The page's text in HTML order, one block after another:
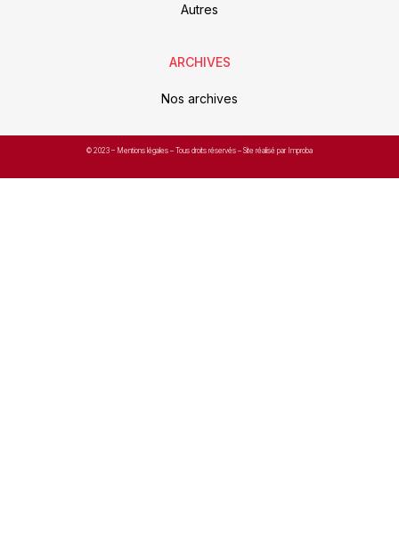
Autres
ARCHIVES
Nos archives
© 2023 – Mentions légales – Tous droits réservés – Site réalisé par Improba